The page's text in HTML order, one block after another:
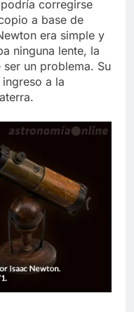
corregirse
a base de
era simple y
ninguna lente, la
un problema. Su
a la